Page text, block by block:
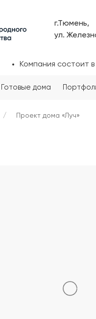
г.Тюмень,
ул.
Компания состоит
Готовые дома
Проект дома «Луч»